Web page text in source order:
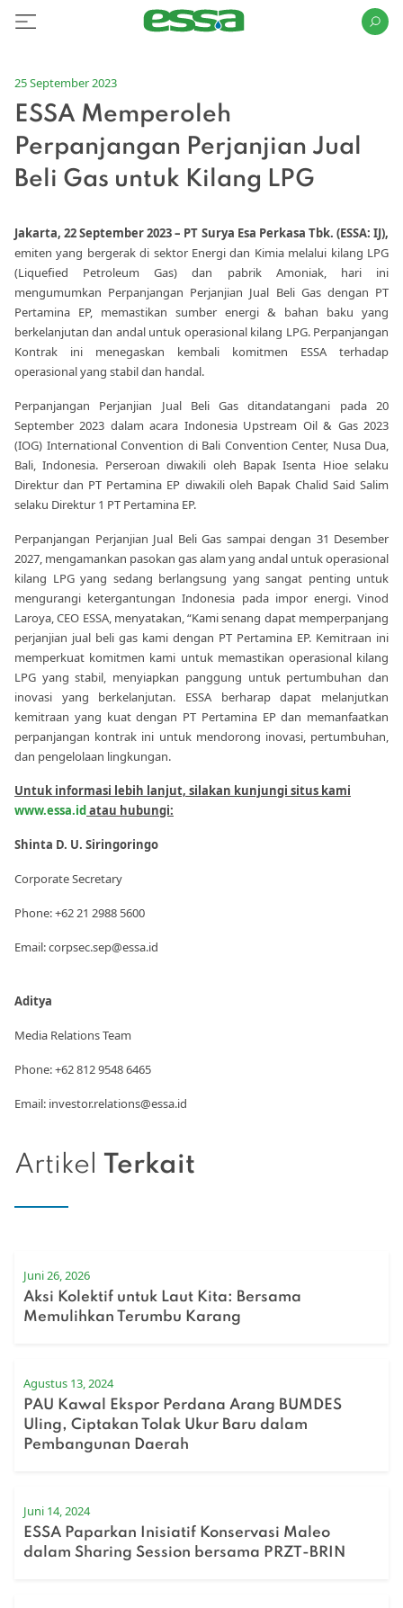
Artikel Terkait
Juni 26, 2026
Aksi Kolektif untuk Laut Kita: Bersama
Memulihkan Terumbu Karang
Agustus 13, 2024
PAU Kawal Ekspor Perdana Arang BUMDES
Uling, Ciptakan Tolak Ukur Baru dalam
Pembangunan Daerah
Juni 14, 2024
ESSA Paparkan Inisiatif Konservasi Maleo
dalam Sharing Session bersama PRZT-BRIN
25 September 2023
ESSA Memperoleh
Perpanjangan Perjanjian Jual
Beli Gas untuk Kilang LPG
Jakarta, 22 September 2023 – PT Surya Esa Perkasa Tbk. (ESSA: IJ),
emiten yang bergerak di sektor Energi dan Kimia melalui kilang LPG
(Liquefied Petroleum Gas) dan pabrik Amoniak, hari ini
mengumumkan Perpanjangan Perjanjian Jual Beli Gas dengan PT
Pertamina EP, memastikan sumber energi & bahan baku yang
berkelanjutan dan andal untuk operasional kilang LPG. Perpanjangan
Kontrak ini menegaskan kembali komitmen ESSA terhadap
operasional yang stabil dan handal.
Perpanjangan Perjanjian Jual Beli Gas ditandatangani pada 20
September 2023 dalam acara Indonesia Upstream Oil & Gas 2023
(IOG) International Convention di Bali Convention Center, Nusa Dua,
Bali, Indonesia. Perseroan diwakili oleh Bapak Isenta Hioe selaku
Direktur dan PT Pertamina EP diwakili oleh Bapak Chalid Said Salim
selaku Direktur 1 PT Pertamina EP.
Perpanjangan Perjanjian Jual Beli Gas sampai dengan 31 Desember
2027, mengamankan pasokan gas alam yang andal untuk operasional
kilang LPG yang sedang berlangsung yang sangat penting untuk
mengurangi ketergantungan Indonesia pada impor energi. Vinod
Laroya, CEO ESSA, menyatakan, “Kami senang dapat memperpanjang
perjanjian jual beli gas kami dengan PT Pertamina EP. Kemitraan ini
memperkuat komitmen kami untuk memastikan operasional kilang
LPG yang stabil, menyiapkan panggung untuk pertumbuhan dan
inovasi yang berkelanjutan. ESSA berharap dapat melanjutkan
kemitraan yang kuat dengan PT Pertamina EP dan memanfaatkan
perpanjangan kontrak ini untuk mendorong inovasi, pertumbuhan,
dan pengelolaan lingkungan.
Untuk informasi lebih lanjut, silakan kunjungi situs kami
www.essa.idatau hubungi:
Shinta D. U. Siringoringo
Corporate Secretary
Phone: +62 21 2988 5600
Email: corpsec.sep@essa.id
Aditya
Media Relations Team
Phone: +62 812 9548 6465
Email: investor.relations@essa.id